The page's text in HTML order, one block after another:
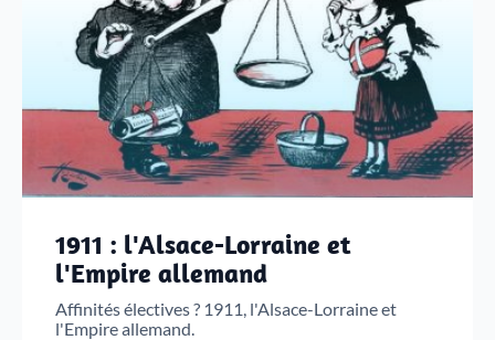
1911 : l'Alsace-Lorraine et
l'Empire allemand
Affinités électives ? 1911, l'Alsace-Lorraine et
l'Empire allemand.